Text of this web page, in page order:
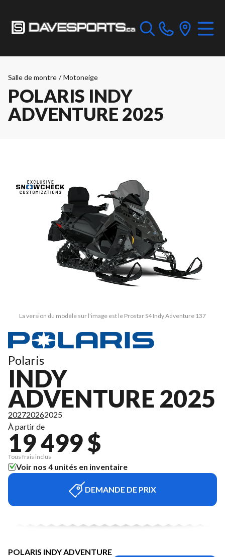
Salle de montre / Motoneige
POLARIS INDY
ADVENTURE 2025
La version du modèle sur l'image est le Prostar S4 Indy Adventure 137
Polaris
INDY
ADVENTURE 2025
202720262025
À partir de
19 499 $
Tous frais inclus
Voir nos 4 unités en inventaire
DEMANDE DE PRIX
POLARIS INDY ADVENTURE